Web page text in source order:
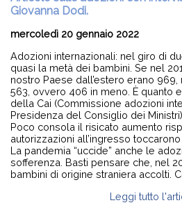
Giovanna Dodi.
mercoledì 20 gennaio 2022
Adozioni internazionali: nel giro di
quasi la metà dei bambini. Se nel
nostro Paese dall’estero erano
563, ovvero 406 in meno. È quanto
della Cai (Commissione adozioni
Presidenza del Consiglio dei
Poco consola il risicato aumento
autorizzazioni all’ingresso
La pandemia “uccide” anche le
sofferenza. Basti pensare che, nel
bambini di origine straniera accolti.
Leggi tutto